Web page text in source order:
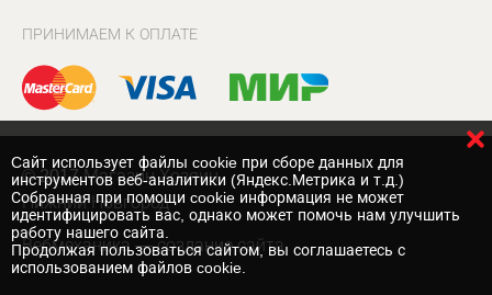
ПРИНИМАЕМ К ОПЛАТЕ
© 2017 Магазин Хозяин
Нижний Новгород
Вебмеханика — создание сайта
Cайт использует файлы cookie при сборе данных для
инструментов веб-аналитики (Яндекс.Метрика и т.д.)
Собранная при помощи cookie информация не может
идентифицировать вас, однако может помочь нам улучшить
работу нашего сайта.
Продолжая пользоваться сайтом, вы соглашаетесь с
использованием файлов cookie.